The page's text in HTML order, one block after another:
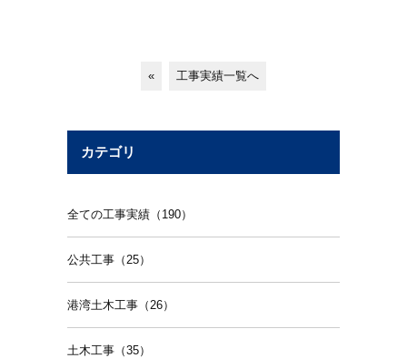
« 工事実績一覧へ
カテゴリ
全ての工事実績（190）
公共工事（25）
港湾土木工事（26）
土木工事（35）